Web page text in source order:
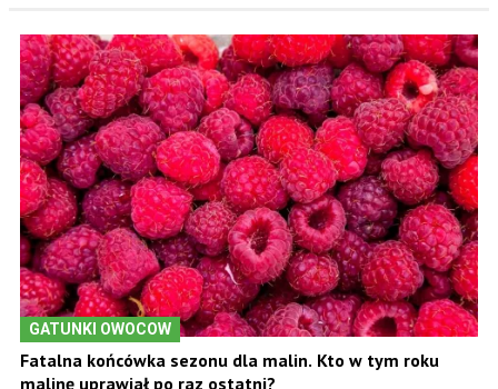
GATUNKI OWOCOW
Fatalna końcówka sezonu dla malin. Kto w tym roku
malinę uprawiał po raz ostatni?